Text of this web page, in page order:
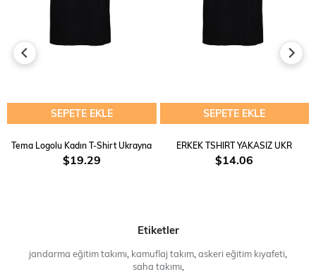
SEPETE EKLE
Tema Logolu Kadın T-Shirt Ukrayna
$19.29
SEPETE EKLE
ERKEK TSHIRT YAKASIZ UKR
$14.06
Etiketler
jandarma eğitim takımı kamuflaj takım askeri eğitim kıyafeti
saha takımı